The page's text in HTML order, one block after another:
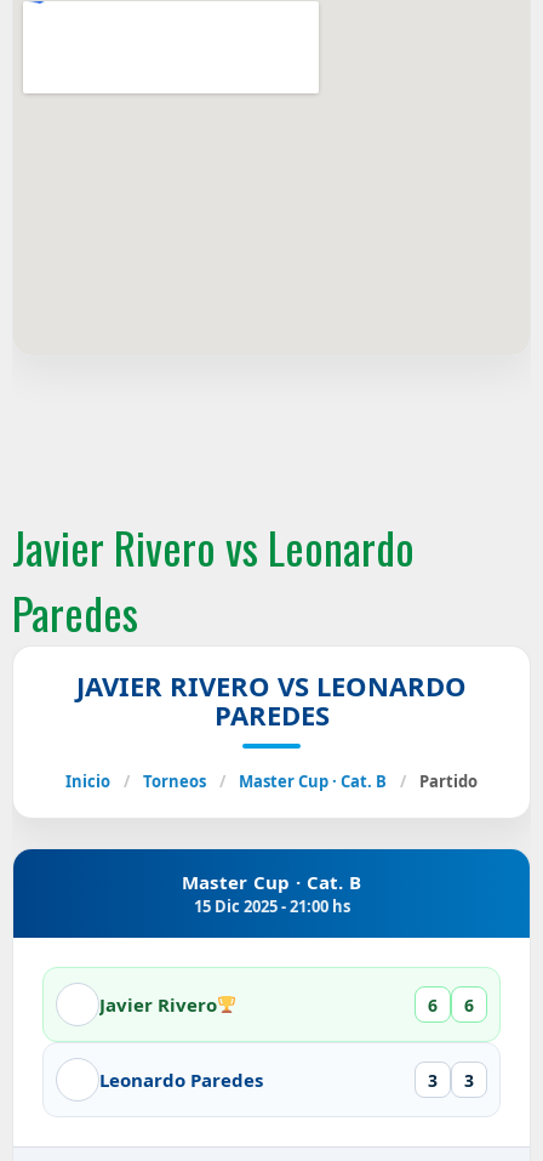
Javier Rivero vs Leonardo
Paredes
JAVIER RIVERO VS LEONARDO
PAREDES
Inicio / Torneos / Master Cup · Cat. B / Partido
Master Cup · Cat. B
15 Dic 2025 - 21:00 hs
Javier Rivero 6 6
Leonardo Paredes 3 3